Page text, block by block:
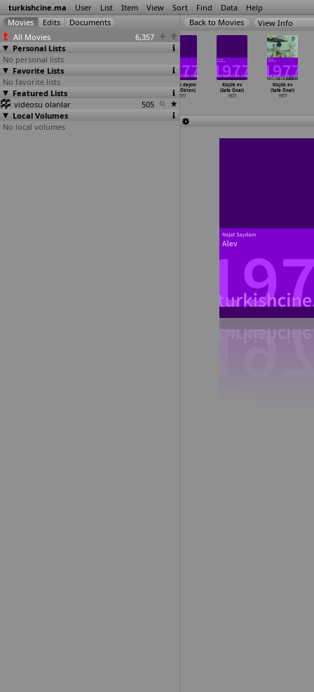
turkishcine.ma User List Item View Sort Find Data Help
All Movies
6,357
Personal Lists
No personal lists
Favorite Lists
No favorite lists
Featured Lists
videosu olanlar
505
Local Volumes
No local volumes
View Info
Tatli kaçik
(Ergin Orbey)
1977
Sevgili dayim
(Zeki Ökten)
1977
Küçük ev
(Safa Önal)
1977
Küçük ev
(Safa Önal)
1977